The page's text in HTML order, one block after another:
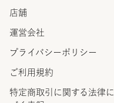
店舗
運営会社
プライバシーポリシー
ご利用規約
特定商取引に関する法律に